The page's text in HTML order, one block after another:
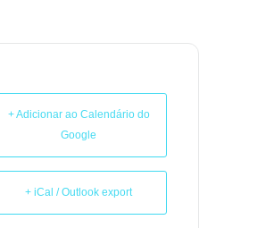
+ Adicionar ao Calendário do
Google
+ iCal / Outlook export